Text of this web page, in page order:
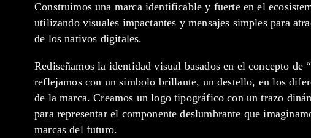
Construimos una marca identificable y fuerte en el
utilizando visuales impactantes y mensajes simples para
de los nativos digitales.
Rediseñamos la identidad visual basados en el concepto de
reflejamos con un símbolo brillante, un destello, en los
de la marca. Creamos un logo tipográfico con un trazo
para representar el componente deslumbrante que
marcas del futuro.